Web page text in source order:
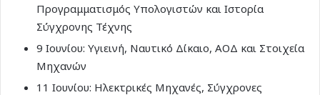
Προγραμματισμός Υπολογιστών και Ιστορία
Σύγχρονης Τέχνης
9 Ιουνίου: Υγιεινή, Ναυτικό Δίκαιο, ΑΟΔ και Στοιχεία
Μηχανών
11 Ιουνίου: Ηλεκτρικές Μηχανές, Σύγχρονες